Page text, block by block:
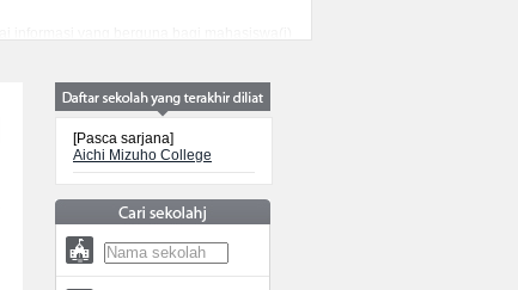
informasi yang berguna bagi mahasiswa(i)
[Pasca sarjana]
Aichi Mizuho College